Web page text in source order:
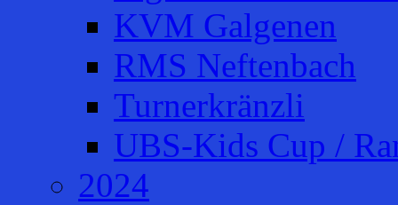
KVM Galgenen
RMS Neftenbach
Turnerkränzli
UBS-Kids Cup /
2024